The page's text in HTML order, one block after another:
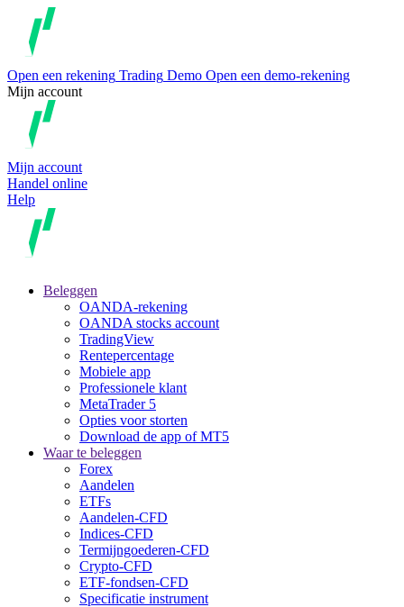
Open een rekening Trading Demo Open een demo-rekening
Mijn account
Mijn account
Handel online
Help
Beleggen
OANDA-rekening
OANDA stocks account
TradingView
Rentepercentage
Mobiele app
Professionele klant
MetaTrader 5
Opties voor storten
Download de app of MT5
Waar te beleggen
Forex
Aandelen
ETFs
Aandelen-CFD
Indices-CFD
Termijngoederen-CFD
Crypto-CFD
ETF-fondsen-CFD
Specificatie instrument